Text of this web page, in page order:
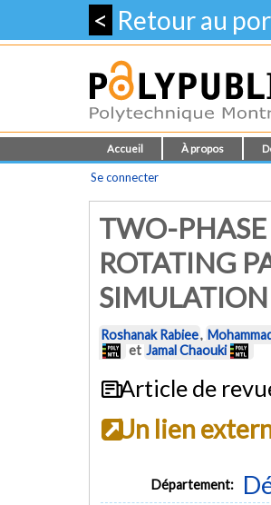
< Retour au
Accueil À propos
Se connecter
TWO-
ROTATING
Roshanak Rabiee,
et Jamal Chaouki
Article de
Un lien
Département: